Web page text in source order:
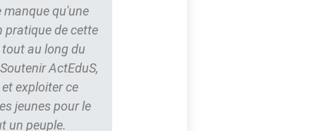
manque qu'une
pratique de cette
au long du
ActEduS,
exploiter ce
jeunes pour le
un peuple.